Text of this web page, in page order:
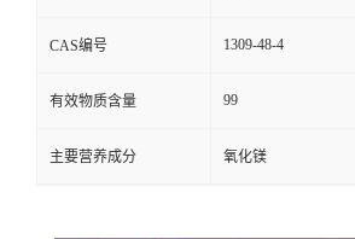
CAS编号 1309-48-4
有效物质含量 99
主要营养成分 氧化镁